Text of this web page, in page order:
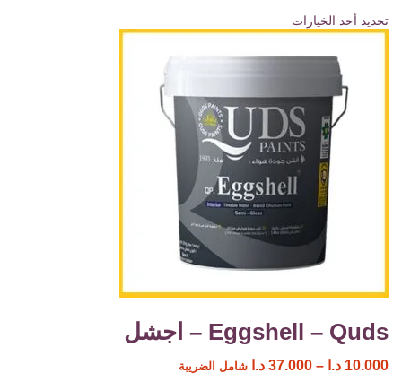
تحديد أحد الخيارات
Eggshell – Quds – اجشل
10.000 د.ا –
37.000 د.ا شامل الضريبة